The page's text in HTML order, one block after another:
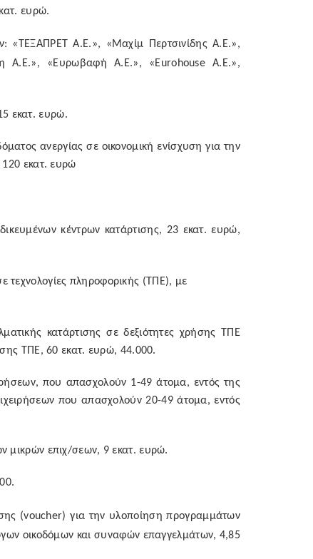
ευρώ.
«ΤΕΞΑΠΡΕΤ Α.Ε.», «Μαχίμ Περτσινίδης Α.Ε.»,
Α.Ε.», «Ευρωβαφή Α.Ε.», «Eurohouse Α.Ε.»,
εκατ. ευρώ.
ανεργίας σε οικονομική ενίσχυση για την
120 εκατ. ευρώ
κέντρων κατάρτισης, 23 εκατ. ευρώ,
τεχνολογίες πληροφορικής (ΤΠΕ), με
κατάρτισης σε δεξιότητες χρήσης ΤΠΕ
ΤΠΕ, 60 εκατ. ευρώ, 44.000.
που απασχολούν 1-49 άτομα, εντός της
που απασχολούν 20-49 άτομα, εντός
μικρών επιχ/σεων, 9 εκατ. ευρώ.
(voucher) για την υλοποίηση προγραμμάτων
οικοδόμων και συναφών επαγγελμάτων, 4,85